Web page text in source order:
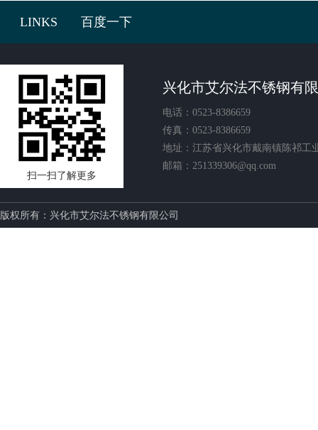
LINKS 百度一下
扫一扫了解更多
兴化市艾尔法不锈钢有
电话：0523-8386659
传真：0523-8386659
地址：江苏省兴化市戴南镇陈祁工
邮箱：251339306@qq.com
版权所有：兴化市艾尔法不锈钢有限公司